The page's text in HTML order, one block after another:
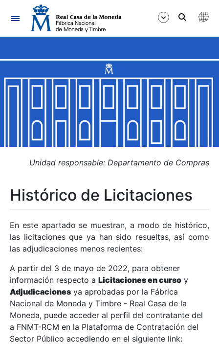
Navegación
Mostrar/Ocultar
Mostrar/Ocultar
Mostrar/Ocultar
Mostrar/Ocultar
Mostrar/Ocultar
Mostrar/Ocultar
Unidad responsable: Departamento de Compras
Histórico de Licitaciones
En este apartado se muestran, a modo de histórico,
las licitaciones que ya han sido resueltas, así como
las adjudicaciones menos recientes:
A partir del 3 de mayo de 2022, para obtener
información respecto a Licitaciones en curso y
Adjudicaciones ya aprobadas por la Fábrica
Nacional de Moneda y Timbre - Real Casa de la
Moneda, puede acceder al perfil del contratante del
a FNMT-RCM en la Plataforma de Contratación del
Sector Público accediendo en el siguiente link: